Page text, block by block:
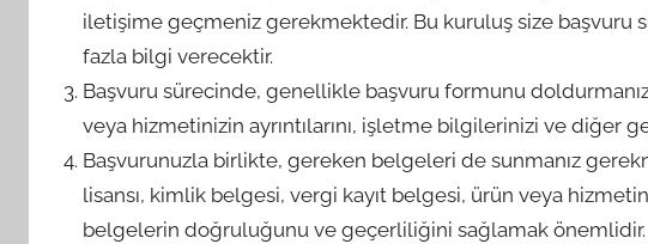
iletişime geçmeniz gerekmektedir. Bu kuruluş size başvuru
fazla bilgi verecektir.
Başvuru sürecinde, genellikle başvuru formunu
veya hizmetinizin ayrıntılarını, işletme bilgilerinizi ve diğer
Başvurunuzla birlikte, gereken belgeleri de sunmanız
lisansı, kimlik belgesi, vergi kayıt belgesi, ürün veya
belgelerin doğruluğunu ve geçerliliğini sağlamak önemlidir.